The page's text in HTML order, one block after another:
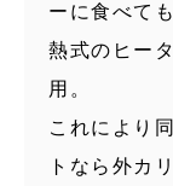
ーに食べて
熱式のヒー
用。
これにより
トなら外カ